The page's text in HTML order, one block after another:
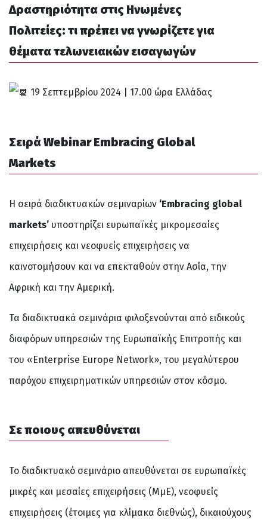
Δραστηριότητα στις Ηνωμένες
Πολιτείες: τι πρέπει να γνωρίζετε για
θέματα τελωνειακών εισαγωγών
19 Σεπτεμβρίου 2024 | 17.00 ώρα Ελλάδας
ΣειράWebinar Embracing Global
Markets
Η σειρά διαδικτυακών σεμιναρίων ‘Embracing global
markets’ υποστηρίζει ευρωπαϊκές μικρομεσαίες
επιχειρήσεις και νεοφυείς επιχειρήσεις να
καινοτομήσουν και να επεκταθούν στην Ασία, την
Αφρική και την Αμερική.
Τα διαδικτυακά σεμινάρια φιλοξενούνται από ειδικούς
διαφόρων υπηρεσιών της Ευρωπαϊκής Επιτροπής και
του «Enterprise Europe Network», του μεγαλύτερου
παρόχου επιχειρηματικών υπηρεσιών στον κόσμο.
Σε ποιους απευθύνεται
Το διαδικτυακό σεμινάριο απευθύνεται σε ευρωπαϊκές
μικρές και μεσαίες επιχειρήσεις (ΜμΕ), νεοφυείς
επιχειρήσεις (έτοιμες για κλίμακα διεθνώς), δικαιούχους